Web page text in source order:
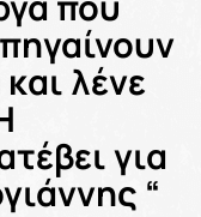
λένε
για
“